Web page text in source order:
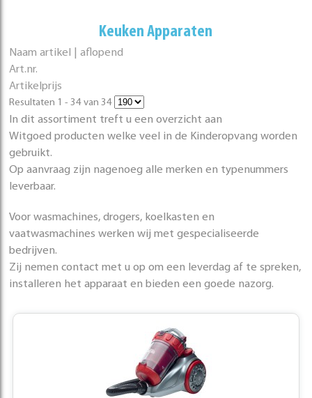
Keuken Apparaten
Naam artikel | aflopend
Art.nr.
Artikelprijs
Resultaten 1 - 34 van 34
In dit assortiment treft u een overzicht aan
Witgoed producten welke veel in de Kinderopvang worden
gebruikt.
Op aanvraag zijn nagenoeg alle merken en typenummers
leverbaar.
Voor wasmachines, drogers, koelkasten en
vaatwasmachines werken wij met gespecialiseerde
bedrijven.
Zij nemen contact met u op om een leverdag af te spreken,
installeren het apparaat en bieden een goede nazorg.